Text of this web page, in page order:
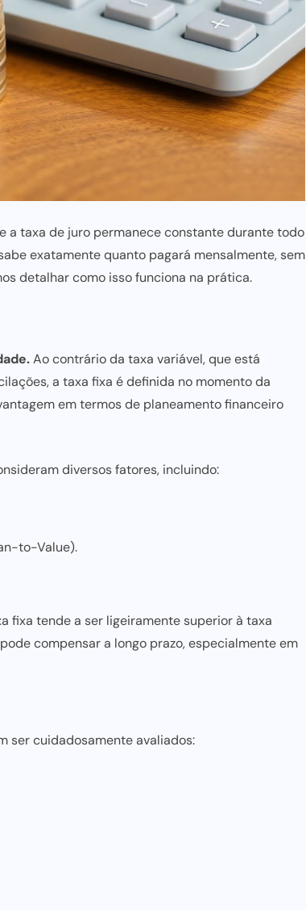
a taxa de juro permanece constante durante todo
exatamente quanto pagará mensalmente, sem
detalhar como isso funciona na prática.
Ao contrário da taxa variável, que está
a taxa fixa é definida no momento da
em termos de planeamento financeiro
diversos fatores, incluindo:
to-Value).
fixa tende a ser ligeiramente superior à taxa
compensar a longo prazo, especialmente em
ser cuidadosamente avaliados: